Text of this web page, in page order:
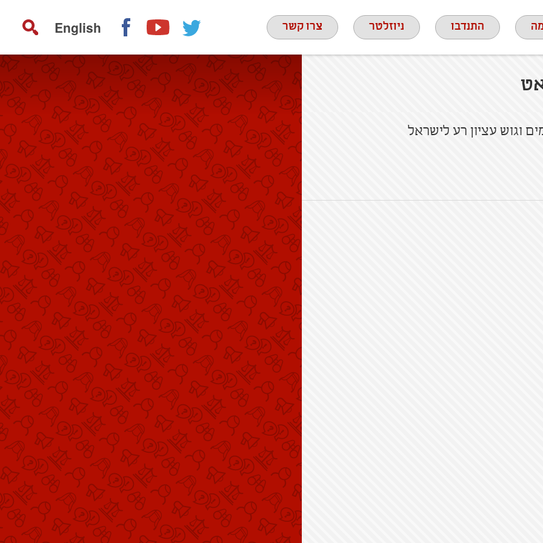
התנדבו ניוזלטר צרו קשר English
וגוש עציון רע לישראל